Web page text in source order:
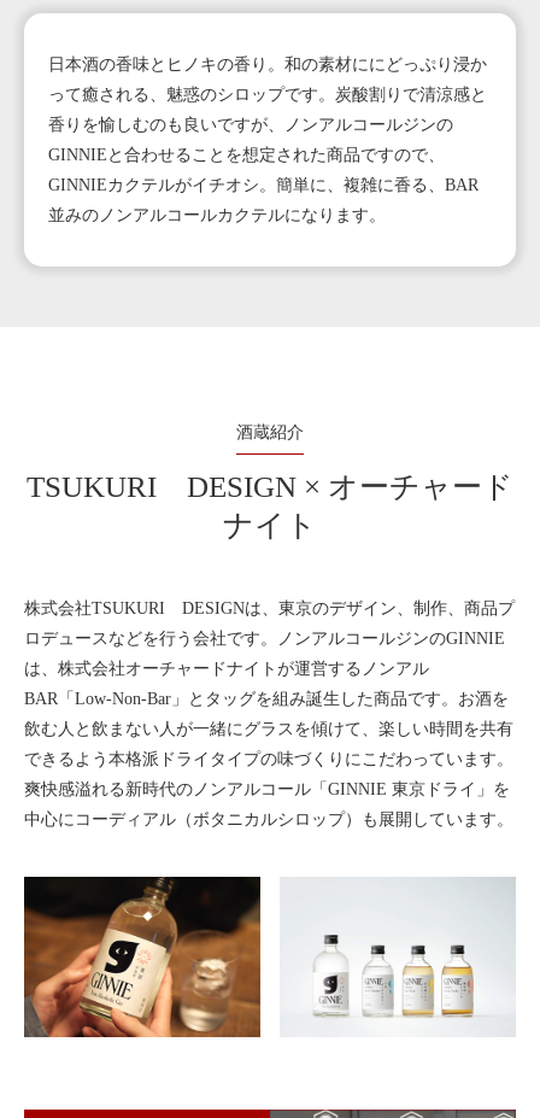
日本酒の香味とヒノキの香り。和の素材ににどっぷり浸か
って癒される、魅惑のシロップです。炭酸割りで清涼感と
香りを愉しむのも良いですが、ノンアルコールジンの
GINNIEと合わせることを想定された商品ですので、
GINNIEカクテルがイチオシ。簡単に、複雑に香る、BAR
並みのノンアルコールカクテルになります。
酒蔵紹介
TSUKURI DESIGN × オーチャード
ナイト
株式会社TSUKURI DESIGNは、東京のデザイン、制作、商品プ
ロデュースなどを行う会社です。ノンアルコールジンのGINNIE
は、株式会社オーチャードナイトが運営するノンアル
BAR「Low-Non-Bar」とタッグを組み誕生した商品です。お酒を
飲む人と飲まない人が一緒にグラスを傾けて、楽しい時間を共有
できるよう本格派ドライタイプの味づくりにこだわっています。
爽快感溢れる新時代のノンアルコール「GINNIE 東京ドライ」を
中心にコーディアル（ボタニカルシロップ）も展開しています。